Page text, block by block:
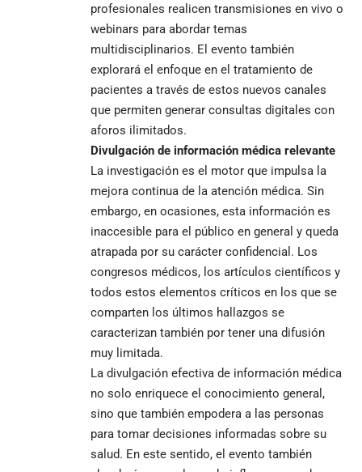
profesionales realicen transmisiones en vivo o
webinars para abordar temas
multidisciplinarios. El evento también
explorará el enfoque en el tratamiento de
pacientes a través de estos nuevos canales
que permiten generar consultas digitales con
aforos ilimitados.
Divulgación de información médica relevante
La investigación es el motor que impulsa la
mejora continua de la atención médica. Sin
embargo, en ocasiones, esta información es
inaccesible para el público en general y queda
atrapada por su carácter confidencial. Los
congresos médicos, los artículos científicos y
todos estos elementos críticos en los que se
comparten los últimos hallazgos se
caracterizan también por tener una difusión
muy limitada.
La divulgación efectiva de información médica
no solo enriquece el conocimiento general,
sino que también empodera a las personas
para tomar decisiones informadas sobre su
salud. En este sentido, el evento también